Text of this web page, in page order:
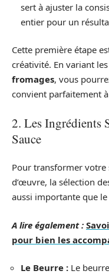
sert à ajuster la
entier pour un
Cette première étape
créativité. En variant
fromages, vous
convient parfaitement
2. Les Ingrédients
Sauce
Pour transformer votre
d’œuvre, la sélection
aussi importante que
A lire également :
pour bien les
Le Beurre : Le